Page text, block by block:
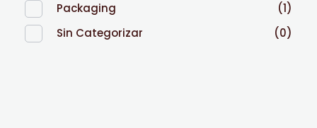
Packaging
(1)
Sin Categorizar
(0)